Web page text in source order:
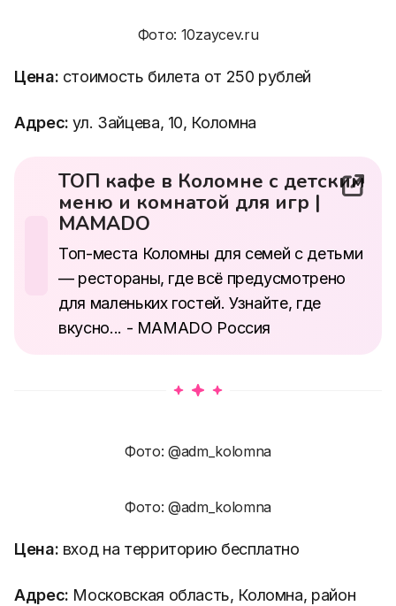
Фото: 10zaycev.ru
Цена: стоимость билета от 250 рублей
Адрес: ул. Зайцева, 10, Коломна
ТОП кафе в Коломне с
детским меню и
комнатой для игр |
MAMADO
Топ-места Коломны для семей с
детьми — рестораны, где всё
предусмотрено для маленьких
Фото: @adm_kolomna
Фото: @adm_kolomna
Цена:вход на территорию бесплатно